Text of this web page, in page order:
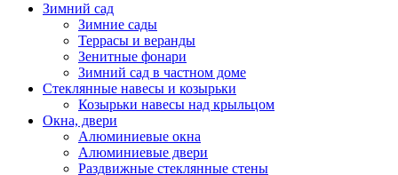
Зимний сад
Зимние сады
Террасы и веранды
Зенитные фонари
Зимний сад в частном доме
Стеклянные навесы и козырьки
Козырьки навесы над крыльцом
Окна, двери
Алюминиевые окна
Алюминиевые двери
Раздвижные стеклянные стены